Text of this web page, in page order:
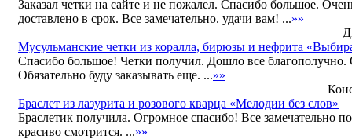
Заказал четки на сайте и не пожалел. Спасибо большое.
доставлено в срок. Все замечательно. удачи вам! ...»»
Мусульманские четки из коралла, бирюзы и нефрита
Спасибо большое! Четки получил. Дошло все благополучно.
Обязательно буду заказывать еще. ...»»
Браслет из лазурита и розового кварца «Мелодии без слов»
Браслетик получила. Огромное спасибо! Все замечательно
красиво смотрится. ...»»